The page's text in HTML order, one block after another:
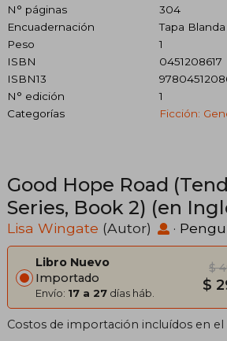
N° páginas
304
Encuadernación
Tapa Blanda
Peso
1
ISBN
0451208617
ISBN13
N° edición
1
Categorías
Ficción:
Good Hope Road
Series, Book 2) (en
Lisa Wingate (Autor) ·
Libro Nuevo
Importado
Envío: 17 a 27 días háb.
$
$
Costos de importación incluídos en el